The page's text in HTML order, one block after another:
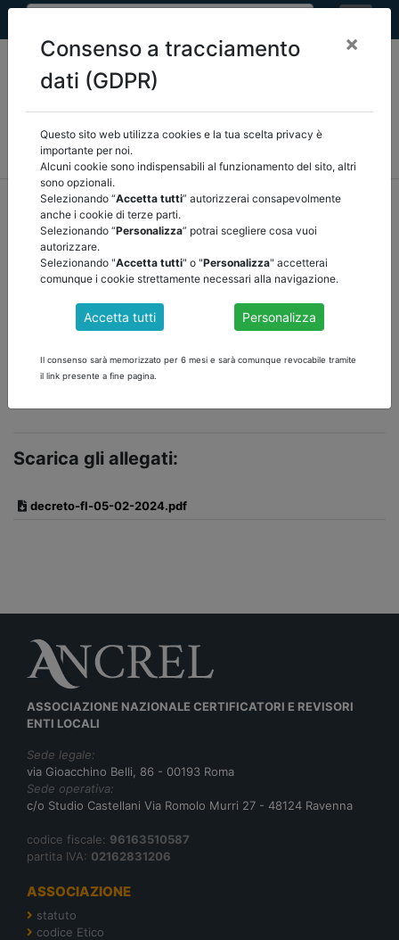
MEF FINANZA LOCALE/OSSERVATORIO
NORMATIVA
CORTE DEI CONTI E GIURISPRUDENZA
home documenti pubblici normativa/torna indietro
DOCUMENTI PUBBLICI
INTEGRAZIONE ELENCO DEI REVISORI DEGLI
ENTI LOCALI - DECRETO 5 FEBBRAIO 2024
Prima integrazione dell’Elenco dei revisori dei conti degli enti locali,
in vigore dal 1° gennaio 2024.
Scarica gli allegati:
decreto-fl-05-02-2024.pdf
ASSOCIAZIONE NAZIONALE CERTIFICATORI E REVISORI
ENTI LOCALI
Sede legale:
via Gioacchino Belli, 86 - 00193 Roma
Sede operativa:
c/o Studio Castellani Via Romolo Murri 27 - 48124 Ravenna
codice fiscale: 96163510587
partita IVA: 02162831206
ASSOCIAZIONE
statuto
codice Etico
Consenso a tracciamento
dati (GDPR)
×
Questo sito web utilizza cookies e la tua scelta privacy è
importante per noi.
Alcuni cookie sono indispensabili al funzionamento del sito, altri
sono opzionali.
Selezionando “Accetta tutti” autorizzerai consapevolmente
anche i cookie di terze parti.
Selezionando “Personalizza” potrai scegliere cosa vuoi
autorizzare.
Selezionando "Accetta tutti" o "Personalizza" accetterai
comunque i cookie strettamente necessari alla navigazione.
Accetta tutti Personalizza
Il consenso sarà memorizzato per 6 mesi e sarà comunque revocabile tramite
il link presente a fine pagina.